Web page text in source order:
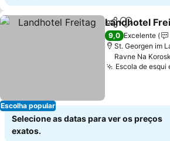
Escolha popular
PartilharAdicionar
Landhotel
9,0 Excelente
St. Georgen im
Ravne Na
Escola de esqui
Selecione as datas para ver os preços
exatos.